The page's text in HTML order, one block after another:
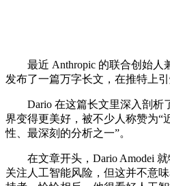
最近 Anthropic 的联合创始人
发布了一篇万字长文，在推特上引
Dario 在这篇长文里深入剖析
界变得更美好，被不少人称赞为“
性、最深刻的分析之一”。
在文章开头，Dario Amodei 就
关注人工智能风险，但这并不意